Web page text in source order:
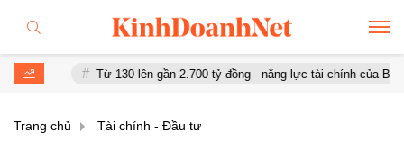
Từ 130 lên gần 2.700 tỷ đồng - năng lực tài chính của Bamboo Airways
Trang chủ Tài chính - Đầu tư